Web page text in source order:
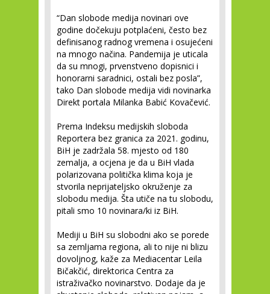
“Dan slobode medija novinari ove
godine dočekuju potplaćeni, često bez
definisanog radnog vremena i osujećeni
na mnogo načina. Pandemija je uticala
da su mnogi, prvenstveno dopisnici i
honorarni saradnici, ostali bez posla”,
tako Dan slobode medija vidi novinarka
Direkt portala Milanka Babić Kovačević.
Prema Indeksu medijskih sloboda
Reportera bez granica za 2021. godinu,
BiH je zadržala 58. mjesto od 180
zemalja, a ocjena je da u BiH vlada
polarizovana politička klima koja je
stvorila neprijateljsko okruženje za
slobodu medija. Šta utiče na tu slobodu,
pitali smo 10 novinara/ki iz BiH.
Mediji u BiH su slobodni ako se porede
sa zemljama regiona, ali to nije ni blizu
dovoljnog, kaže za Mediacentar Leila
Bičakčić, direktorica Centra za
istraživačko novinarstvo. Dodaje da je